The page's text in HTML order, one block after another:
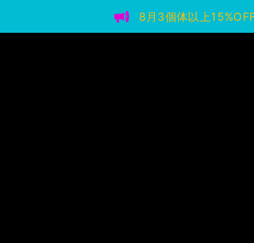
8月3個体以上